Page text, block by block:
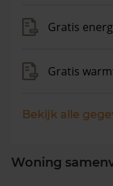
Gratis
Gratis
Bekijk alle
Woning